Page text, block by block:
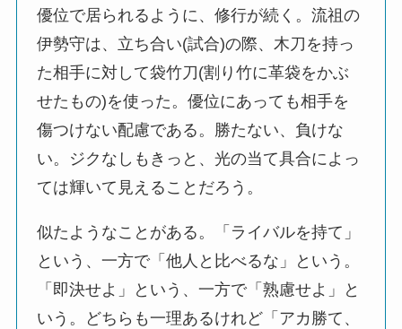
優位で居られるように、修行が続く。流祖の
伊勢守は、立ち合い(試合)の際、木刀を持っ
た相手に対して袋竹刀(割り竹に革袋をかぶ
せたもの)を使った。優位にあっても相手を
傷つけない配慮である。勝たない、負けな
い。ジクなしもきっと、光の当て具合によっ
ては輝いて見えることだろう。
似たようなことがある。「ライバルを持て」
という、一方で「他人と比べるな」という。
「即決せよ」という、一方で「熟慮せよ」と
いう。どちらも一理あるけれど「アカ勝て、